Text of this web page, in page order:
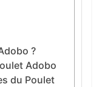
?
Adobo
du Poulet